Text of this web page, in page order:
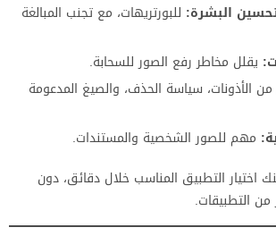
البشرة: للبورتريهات، مع تجنب المبالغة
يقلل مخاطر رفع الصور للسحابة.
الأذونات، سياسة الحذف، والصيغ المدعومة
مهم للصور الشخصية والمستندات.
اختيار التطبيق المناسب خلال دقائق، دون
من التطبيقات.